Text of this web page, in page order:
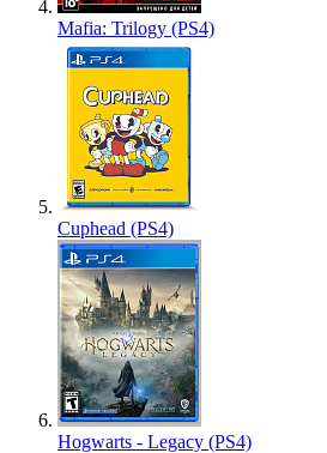
Mafia: Trilogy (PS4)
Cuphead (PS4)
Hogwarts - Legacy (PS4)